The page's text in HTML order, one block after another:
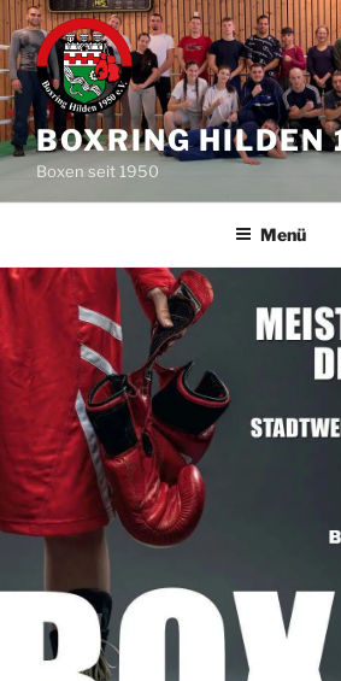
Zum
Inhalt
springen
BOXRING HILDEN
Boxen seit 1950
Menü